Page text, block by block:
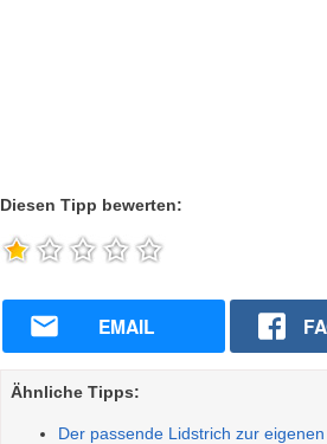
Diesen Tipp bewerten:
EMAIL
Ähnliche Tipps:
Der passende Lidstrich zur